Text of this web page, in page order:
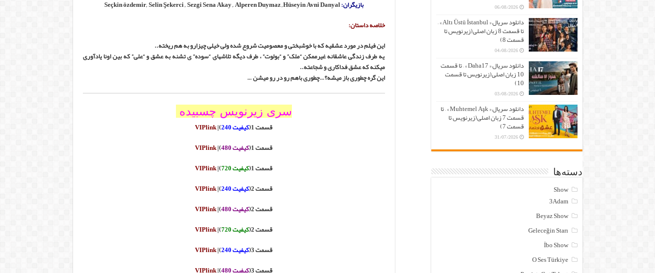
بازیگران:Seçkin özdemir, Selin Şekerci , Sezgi Sena Akay , Alperen Duymaz , Hüseyin Avni Danyal
خلاصه داستان:
این فیلم در مورد عشقیه که با خوشبختی و معصومیت شروع شده ولی خیلی چیزارو به هم ریخته..
یه طرف زندگی عاشقانه غیرممکن “ملک” و “بولوت” ، طرف دیگه تلاشهای “سوده” ی تشنه به عشق و “علی” که بین اونا یادآوری
میکنه که عشق فداکاری و شجاعته..
این گره چطوری باز میشه؟…چطوری باهم رو در رو میشن …
سری زیرنویس چسبیده
قسمت 1 (کیفیت 240 )
|
VIPlink
قسمت 1 (کیفیت 480 )
|
VIPlink
قسمت 1 (کیفیت 720 )
|
VIPlink
قسمت 2 (کیفیت 240 )
|
VIPlink
قسمت 2 (کیفیت 480 )
|
VIPlink
قسمت 2 (کیفیت 720 )
|
VIPlink
قسمت 3 (کیفیت 240 )
|
VIPlink
06/08/2026
دانلود سریال « Altı Üstü İstanbul » –
تا قسمت 8 زبان اصلی(زیرنویس تا
قسمت 8)
04/08/2026
دانلود سریال « Daha17 » – تا قسمت
10 زبان اصلی(زیرنویس تا قسمت
10)
03/08/2026
دانلود سریال « Muhtemel Aşk » – تا
قسمت 7 زبان اصلی(زیرنویس تا
قسمت 7)
31/07/2026
دسته‌ها
Show
3Adam
Beyaz Show
Geleceğin Starı
İbo Show
O Ses Türkiye